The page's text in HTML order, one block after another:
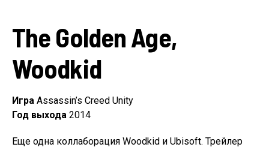
The Golden Age,
Woodkid
Игра Assassin’s Creed Unity
Год выхода 2014
Еще одна коллаборация Woodkid и Ubisoft. Трейлер